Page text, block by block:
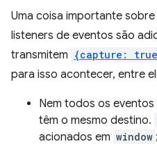
Uma coisa importante
listeners de eventos são
transmitem {capture:
para isso acontecer, entre
Nem todos os
têm o mesmo destino.
acionados em window ;